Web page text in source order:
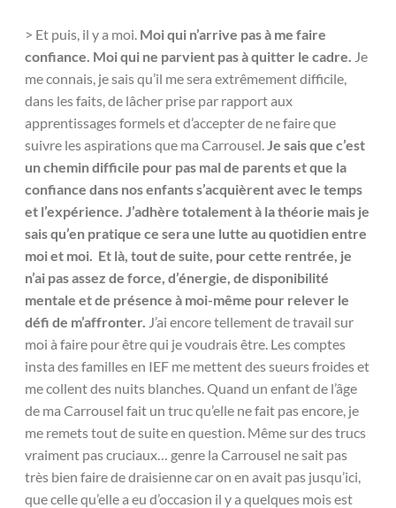
> Et puis, il y a moi. Moi qui n’arrive pas à me faire
confiance. Moi qui ne parvient pas à quitter le cadre. Je
me connais, je sais qu’il me sera extrêmement difficile,
dans les faits, de lâcher prise par rapport aux
apprentissages formels et d’accepter de ne faire que
suivre les aspirations que ma Carrousel.Je sais que c’est
un chemin difficile pour pas mal de parents et que la
confiance dans nos enfants s’acquièrent avec le temps
et l’expérience. J’adhère totalement à la théorie mais je
sais qu’en pratique ce sera une lutte au quotidien entre
moi et moi. Et là, tout de suite, pour cette rentrée, je
n’ai pas assez de force, d’énergie, de disponibilité
mentale et de présence à moi-même pour relever le
défi de m’affronter. J’ai encore tellement de travail sur
moi à faire pour être qui je voudrais être. Les comptes
insta des familles en IEF me mettent des sueurs froides et
me collent des nuits blanches. Quand un enfant de l’âge
de ma Carrousel fait un truc qu’elle ne fait pas encore, je
me remets tout de suite en question. Même sur des trucs
vraiment pas cruciaux… genre la Carrousel ne sait pas
très bien faire de draisienne car on en avait pas jusqu’ici,
que celle qu’elle a eu d’occasion il y a quelques mois est